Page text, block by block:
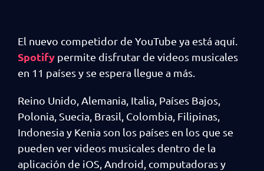
El nuevo competidor de YouTube ya está aquí.
Spotify permite disfrutar de videos musicales
en 11 países y se espera llegue a más.
Reino Unido, Alemania, Italia, Países Bajos,
Polonia, Suecia, Brasil, Colombia, Filipinas,
Indonesia y Kenia son los países en los que se
pueden ver videos musicales dentro de la
aplicación de iOS, Android, computadoras y